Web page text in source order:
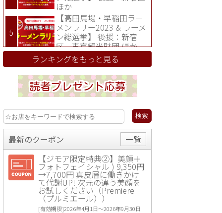
ほか
【高田馬場・早稲田ラー
メンラリー2023 & ラーメ
ン総選挙】 後援：新宿
区、東京観光財団 ほか
ランキングをもっと見る
最新のクーポン
一覧
【ジモア限定特典②】美顔＋
フォトフェイシャル ) 9,350円
→7,700円 真皮層に働きかけ
て代謝UP! 次元の違う美顔を
お試しください（Premiere
（プルミエール））
[有効期限]2026年4月1日〜2026年9月30日